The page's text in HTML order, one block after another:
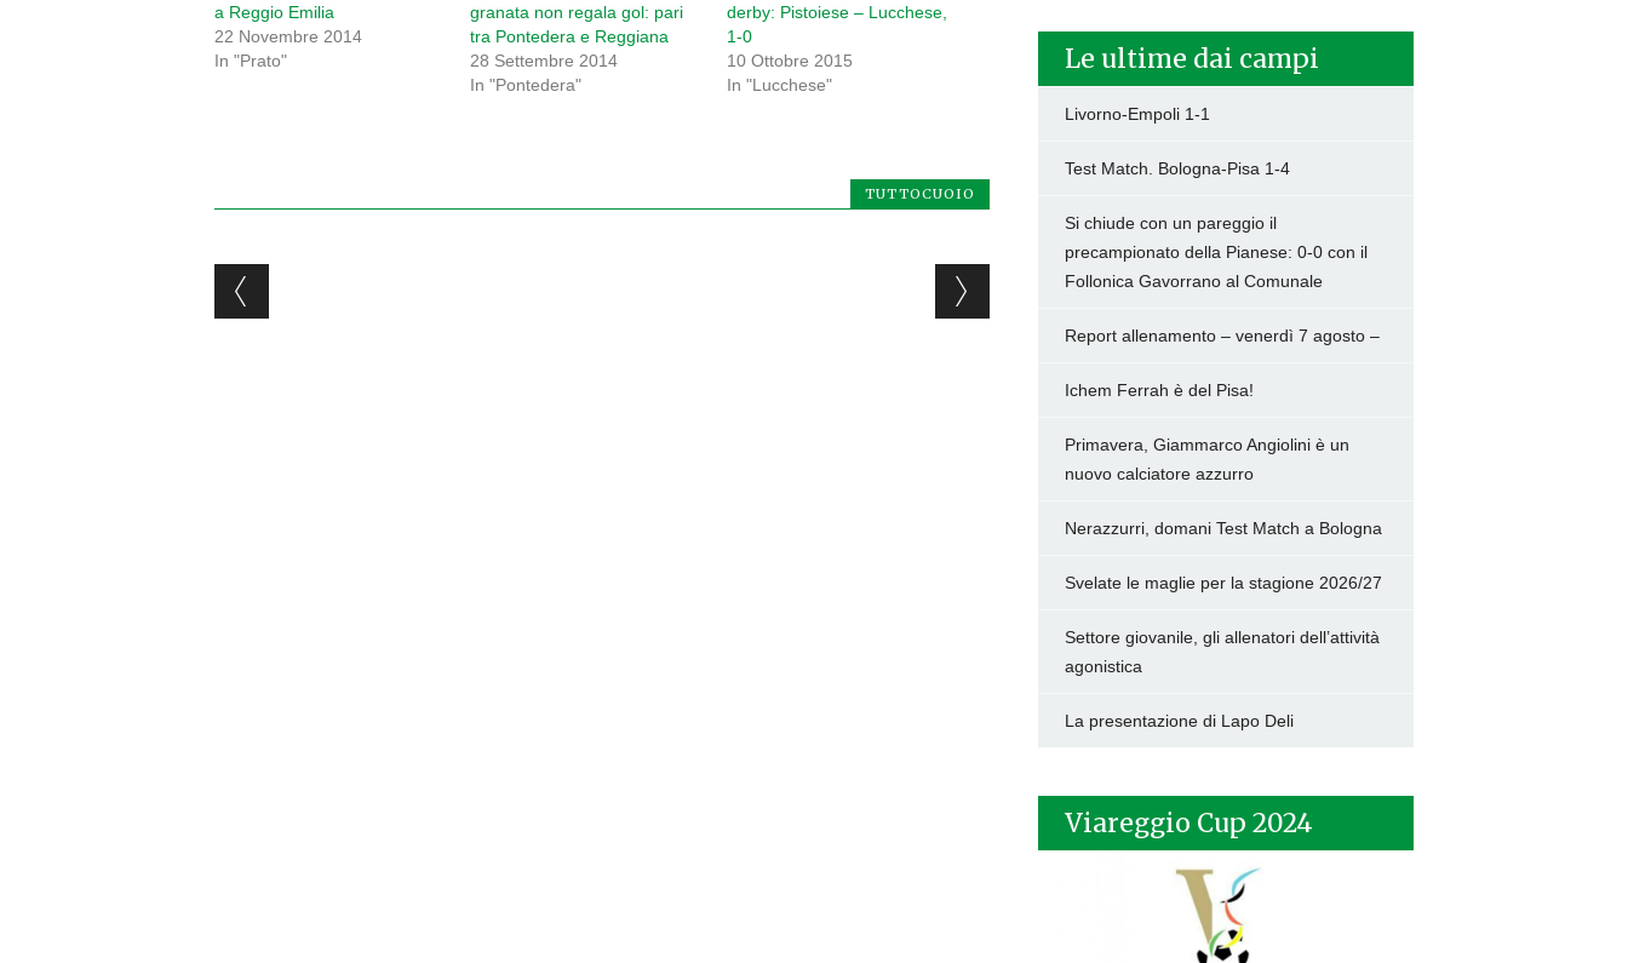
a Reggio Emilia
22 Novembre 2014
In "Prato"
granata non regala gol: pari
tra Pontedera e Reggiana
28 Settembre 2014
In "Pontedera"
derby: Pistoiese – Lucchese,
1-0
10 Ottobre 2015
In "Lucchese"
TUTTOCUOIO
Post navigation
Le ultime dai campi
Livorno-Empoli 1-1
Test Match. Bologna-Pisa 1-4
Si chiude con un pareggio il
precampionato della Pianese: 0-0 con il
Follonica Gavorrano al Comunale
Report allenamento – venerdì 7 agosto –
Ichem Ferrah è del Pisa!
Primavera, Giammarco Angiolini è un
nuovo calciatore azzurro
Nerazzurri, domani Test Match a Bologna
Svelate le maglie per la stagione 2026/27
Settore giovanile, gli allenatori dell’attività
agonistica
La presentazione di Lapo Deli
Viareggio Cup 2024